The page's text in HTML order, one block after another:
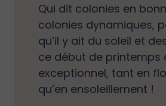
Qui dit colonies en
colonies dynamiques,
qu’il y ait du soleil et
ce début de printemps
exceptionnel, tant en
qu’en ensoleillement !